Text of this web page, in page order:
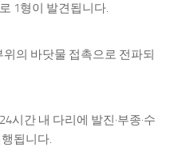
1형이 발견됩니다.
의 바닷물 접촉으로 전파되
시간 내 다리에 발진·부종·수
됩니다.